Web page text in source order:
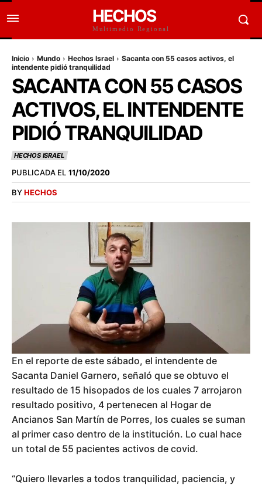
HECHOS
Multimedio Regional
Inicio Mundo Hechos Israel
Sacanta con 55 casos activos, el
intendente pidió tranquilidad
SACANTA CON 55 CASOS
ACTIVOS, EL INTENDENTE
PIDIÓ TRANQUILIDAD
HECHOS ISRAEL
PUBLICADA EL 11/10/2020
BYHECHOS
En el reporte de este sábado, el intendente de
Sacanta Daniel Garnero, señaló que se obtuvo el
resultado de 15 hisopados de los cuales 7 arrojaron
resultado positivo, 4 pertenecen al Hogar de
Ancianos San Martín de Porres, los cuales se suman
al primer caso dentro de la institución. Lo cual hace
un total de 55 pacientes activos de covid.
“Quiero llevarles a todos tranquilidad, paciencia, y